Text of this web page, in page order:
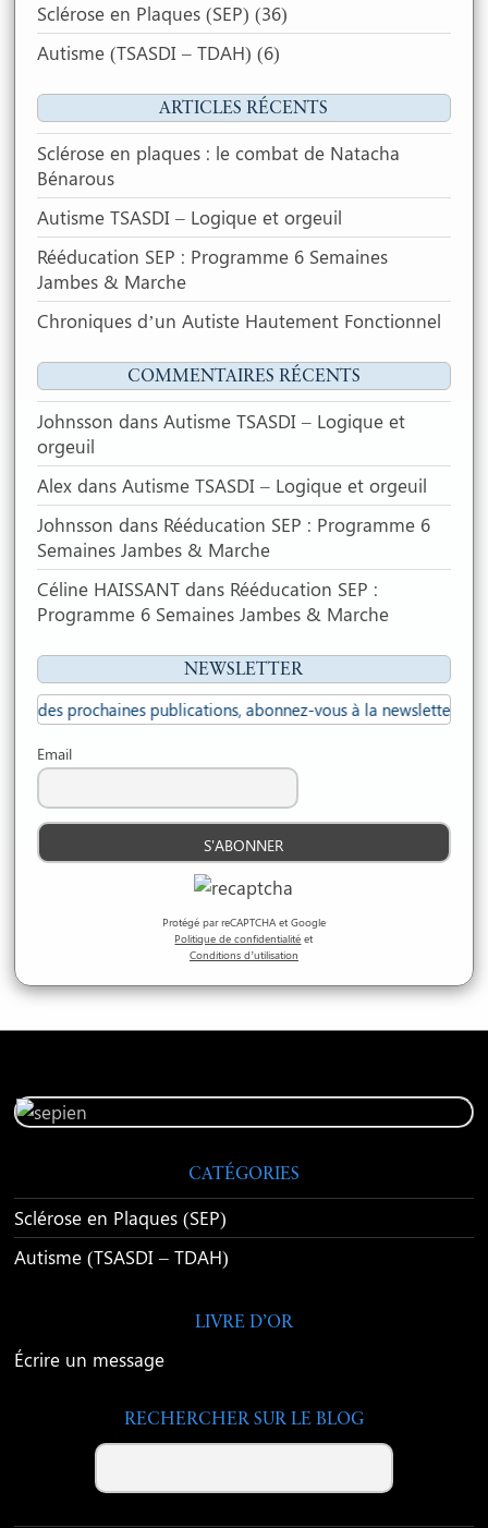
Sclérose en Plaques (SEP) (36)
Autisme (TSASDI – TDAH) (6)
ARTICLES RÉCENTS
Sclérose en plaques : le combat de Natacha
Bénarous
Autisme TSASDI – Logique et orgeuil
Rééducation SEP : Programme 6 Semaines
Jambes & Marche
Chroniques d’un Autiste Hautement Fonctionnel
COMMENTAIRES RÉCENTS
Johnsson dansAutisme TSASDI – Logique et
orgeuil
Alex dansAutisme TSASDI – Logique et orgeuil
Johnsson dans Rééducation SEP : Programme 6
Semaines Jambes & Marche
Céline HAISSANT dans Rééducation SEP :
Programme 6 Semaines Jambes & Marche
NEWSLETTER
prochaines publications, abonnez-vous à la newsletter...
Email
Protégé par reCAPTCHA et Google
Politique de confidentialité et
Conditions d’utilisation
CATÉGORIES
Sclérose en Plaques (SEP)
Autisme (TSASDI – TDAH)
LIVRE D’OR
Écrire un message
RECHERCHER SUR LE BLOG